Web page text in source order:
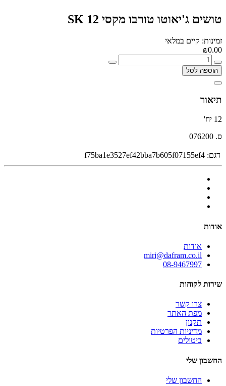
טושים ג'יאוטו טורבו מקסי 12 SK
זמינות: קיים במלאי
₪0.00
הוספה לסל
תיאור
12 יח'
ס. 076200
דגם: f75ba1e3527ef42bba7b605f07155ef4
אודות
אודות
miri@dafram.co.il
08-9467997
שירות לקוחות
צרו קשר
מפת האתר
תקנון
מדיניות הפרטיות
ביטולים
החשבון שלי
החשבון שלי